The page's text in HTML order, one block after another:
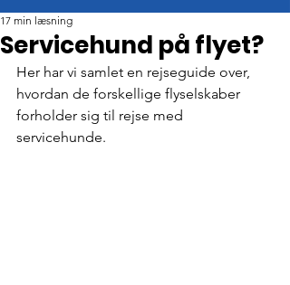
Servicehund på flyet?
17 min læsning
Her har vi samlet en rejseguide over,
hvordan de forskellige flyselskaber
forholder sig til rejse med
servicehunde.